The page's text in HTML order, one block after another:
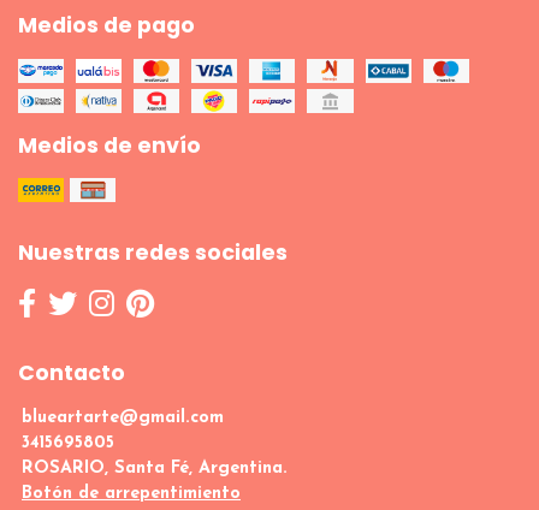
Medios de pago
Medios de envío
Nuestras redes sociales
Contacto
blueartarte@gmail.com
3415695805
ROSARIO, Santa Fé, Argentina.
Botón de arrepentimiento